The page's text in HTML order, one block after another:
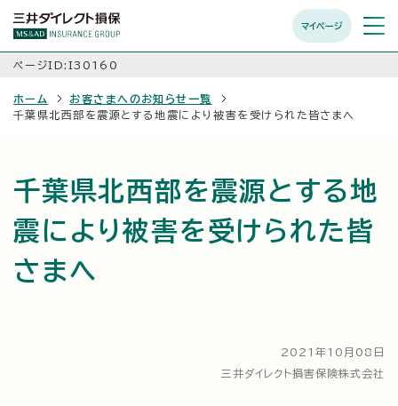
マイページ
メニュ
開く
ページID:I30160
ホーム
お客さまへのお知らせ一覧
千葉県北西部を震源とする地震により被害を受けられた皆さまへ
千葉県北西部を震源とする地
震により被害を受けられた皆
さまへ
2021年10月08日
三井ダイレクト損害保険株式会社